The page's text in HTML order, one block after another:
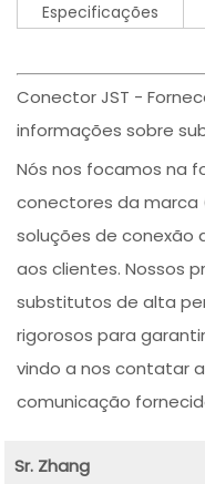
Especificações
Conector JST -
informações sobre
Nós nos focamos na
conectores da marca
soluções de conexão
aos clientes. Nossos
substitutos de alta
rigorosos para
vindo a nos contatar
comunicação
Sr. Zhang